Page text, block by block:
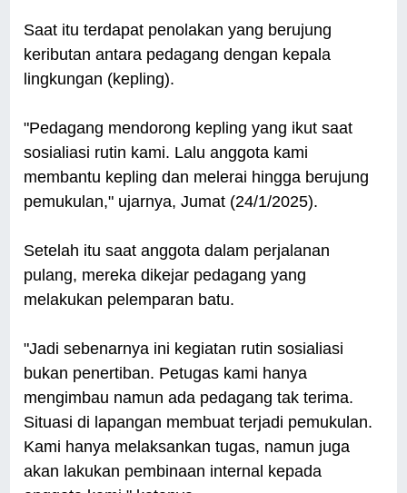
Saat itu terdapat penolakan yang berujung
keributan antara pedagang dengan kepala
lingkungan (kepling).
"Pedagang mendorong kepling yang ikut saat
sosialiasi rutin kami. Lalu anggota kami
membantu kepling dan melerai hingga berujung
pemukulan," ujarnya, Jumat (24/1/2025).
Setelah itu saat anggota dalam perjalanan
pulang, mereka dikejar pedagang yang
melakukan pelemparan batu.
"Jadi sebenarnya ini kegiatan rutin sosialiasi
bukan penertiban. Petugas kami hanya
mengimbau namun ada pedagang tak terima.
Situasi di lapangan membuat terjadi pemukulan.
Kami hanya melaksankan tugas, namun juga
akan lakukan pembinaan internal kepada